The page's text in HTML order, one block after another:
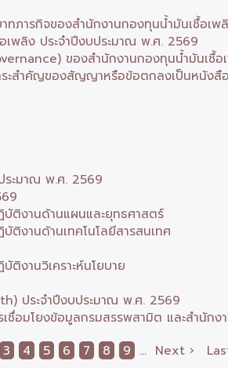
ทภารกิจของสำนักงานกองทุนน้ำมันเชื้อเพ
พลิง ประจำปีงบประมาณ พ.ศ. 2569
ของสำนักงานกองทุนน้ำมันเชื้อ
ระสำคัญของสัญญาหรือข้อตกลงเป็นหนัง
ระมาณ พ.ศ. 2569
บัติงานด้านแผนและยุทธศาสตร์
ติงานด้านเทคโนโลยีสารสนเทศ
ติงานวิเคราะห์นโยบาย
ประจำปีงบประมาณ พ.ศ. 2569
เชื่อมโยงข้อมูลกรมสรรพสามิต และสำนัก
Page
3 Page
4 Page
5 Page
6 Page
7 Page
8 Page
9 … Next
Next ›